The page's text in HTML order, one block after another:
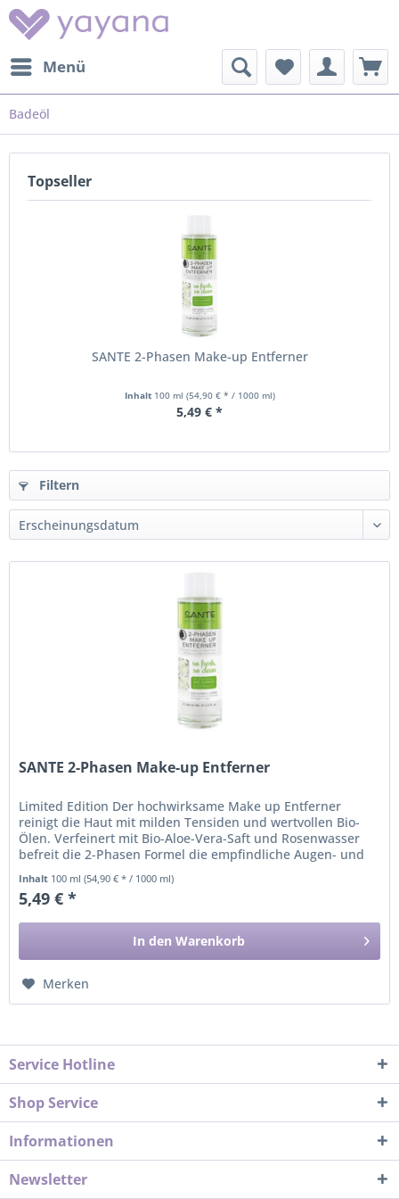
Menü
Badeöl
Topseller
SANTE 2-Phasen Make-up Entferner
Inhalt 100 ml (54,90 € * / 1000 ml)
5,49 € *
Filtern
SANTE 2-Phasen Make-up Entferner
Limited Edition Der hochwirksame Make up Entferner
reinigt die Haut mit milden Tensiden und wertvollen Bio-
Ölen. Verfeinert mit Bio-Aloe-Vera-Saft und Rosenwasser
befreit die 2-Phasen Formel die empfindliche Augen- und
Inhalt 100 ml(54,90 € * / 1000 ml)
5,49 € *
In den Warenkorb
Merken
Service Hotline
Shop Service
Informationen
Newsletter